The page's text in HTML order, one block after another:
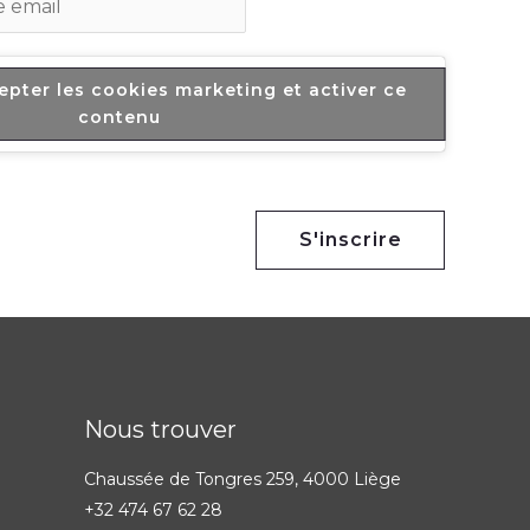
les cookies marketing et activer ce
contenu
S'inscrire
Nous trouver
Chaussée de Tongres 259, 4000 Liège
+32 474 67 62 28